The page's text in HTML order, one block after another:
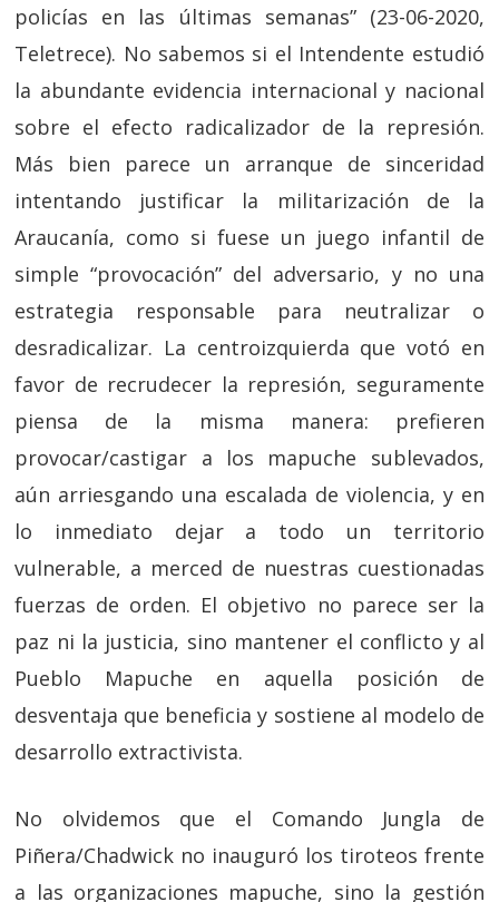
policías en las últimas semanas” (23-06-2020,
Teletrece). No sabemos si el Intendente estudió
la abundante evidencia internacional y nacional
sobre el efecto radicalizador de la represión.
Más bien parece un arranque de sinceridad
intentando justificar la militarización de la
Araucanía, como si fuese un juego infantil de
simple “provocación” del adversario, y no una
estrategia responsable para neutralizar o
desradicalizar. La centroizquierda que votó en
favor de recrudecer la represión, seguramente
piensa de la misma manera: prefieren
provocar/castigar a los mapuche sublevados,
aún arriesgando una escalada de violencia, y en
lo inmediato dejar a todo un territorio
vulnerable, a merced de nuestras cuestionadas
fuerzas de orden. El objetivo no parece ser la
paz ni la justicia, sino mantener el conflicto y al
Pueblo Mapuche en aquella posición de
desventaja que beneficia y sostiene al modelo de
desarrollo extractivista.
No olvidemos que el Comando Jungla de
Piñera/Chadwick no inauguró los tiroteos frente
a las organizaciones mapuche, sino la gestión